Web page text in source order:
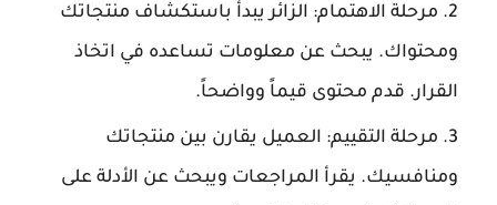
مرحلة الاهتمام: الزائر يبدأ باستكشاف منتجاتك
ومحتواك. يبحث عن معلومات تساعده في اتخاذ
القرار. قدم محتوى قيماً وواضحاً.
مرحلة التقييم: العميل يقارن بين منتجاتك
ومنافسيك. يقرأ المراجعات ويبحث عن الأدلة على